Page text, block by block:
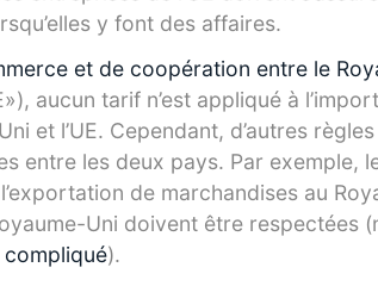
y font des affaires.
et de coopération entre le
aucun tarif n’est appliqué à
et l’UE. Cependant, d’autres règles
entre les deux pays. Par exemple,
de marchandises au
Uni doivent être respectées
compliqué).